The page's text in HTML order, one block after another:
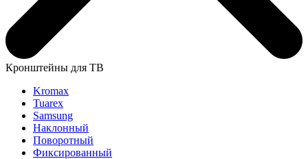
Кронштейны для ТВ
Kromax
Tuarex
Samsung
Наклонный
Поворотный
Фиксированный